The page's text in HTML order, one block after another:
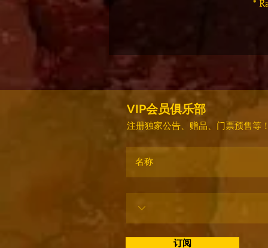
*
VIP会员俱乐部
注册独家公告、赠品、门票预售等
订阅